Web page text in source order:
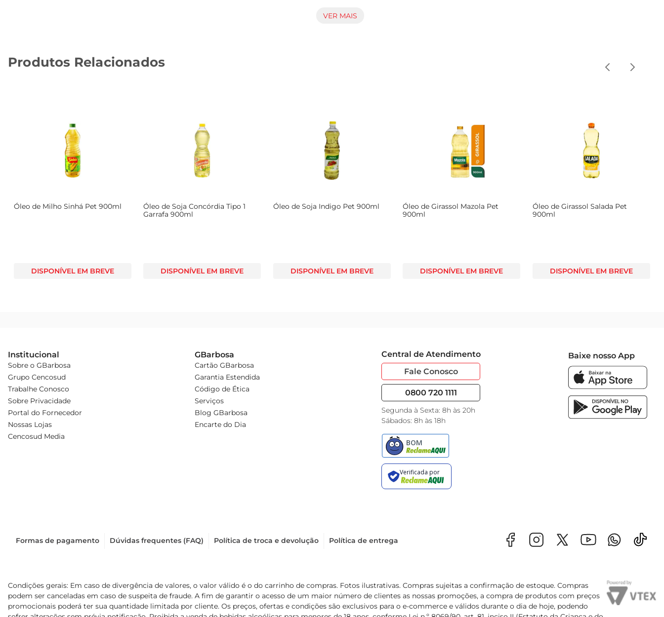
refinamento, garantindo um produto livre de impurezas e com excelente estabilidade à temperatura. Essa qualidade se reflete na textura e no sabor dos pratos preparados com
saudável, ajudando a manter os níveis de colesterol sob controle. Sua utilização em diversas preparações culinárias permite que você aproveite todos os benefícios sem abrir
Com o Óleo de Milho Soya, suas receitas ganham um novo ar, unindo praticidade e sabor em cada preparo.
VER MAIS
Produtos Relacionados
Óleo de Milho Sinhá Pet 900ml
DISPONÍVEL EM BREVE
Óleo de Soja Concórdia Tipo 1
Garrafa 900ml
DISPONÍVEL EM BREVE
Óleo de Soja Indigo Pet 900ml
DISPONÍVEL EM BREVE
Óleo de Girassol Mazola Pet
900ml
DISPONÍVEL EM BREVE
Óleo de Girassol Salada Pet
900ml
DISPONÍVEL EM BREVE
Institucional
Sobre o GBarbosa
Grupo Cencosud
Trabalhe Conosco
Sobre Privacidade
Portal do Fornecedor
Nossas Lojas
Cencosud Media
GBarbosa
Cartão GBarbosa
Garantia Estendida
Código de Ética
Serviços
Blog GBarbosa
Encarte do Dia
Central de Atendimento
Fale Conosco
0800 720 1111
Segunda à Sexta: 8h às 20h
Sábados: 8h às 18h
Baixe nosso App
Formas de pagamento Dúvidas frequentes (FAQ) Política de troca e devolução Política de entrega
Condições gerais: Em caso de divergência de valores, o valor válido é o do carrinho de compras. Fotos ilustrativas. Compras sujeitas a confirmação de estoque. Compras
podem ser canceladas em caso de suspeita de fraude. A fim de garantir o acesso de um maior número de clientes as nossas promoções, a compra de produtos com preços
promocionais poderá ter sua quantidade limitada por cliente. Os preços, ofertas e condições são exclusivos para o e-commerce e válidos durante o dia de hoje, podendo